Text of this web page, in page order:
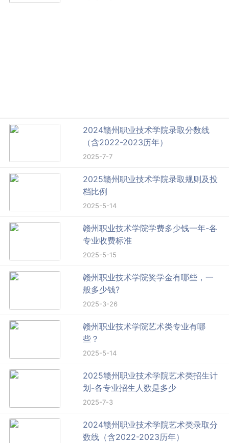
2024赣州职业技术学院录取分数线
（含2022-2023历年）
2025-7-7
2025赣州职业技术学院录取规则及投
档比例
2025-5-14
赣州职业技术学院学费多少钱一年-各
专业收费标准
2025-5-15
赣州职业技术学院奖学金有哪些，一
般多少钱?
2025-3-26
赣州职业技术学院艺术类专业有哪
些？
2025-5-14
2025赣州职业技术学院艺术类招生计
划-各专业招生人数是多少
2025-7-3
2024赣州职业技术学院艺术类录取分
数线（含2022-2023历年）